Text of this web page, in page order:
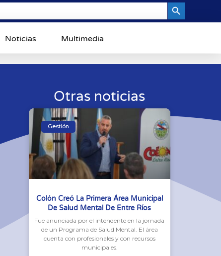
Noticias Multimedia
Otras noticias
Gestión
Colón Creó La Primera Área Municipal
De Salud Mental De Entre Ríos
Fue anunciada por el intendente en la jornada
de un Programa de Salud Mental. El área
cuenta con profesionales y con recursos
municipales.